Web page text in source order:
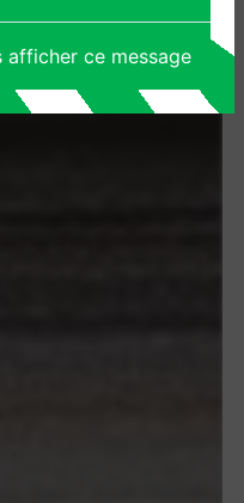
afficher ce message